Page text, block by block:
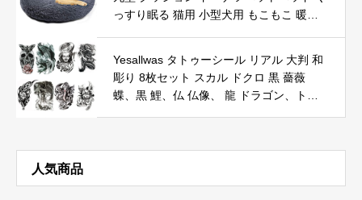
っすり眠る 猫用 小型犬用 もこもこ 暖か
Yesallwas タトゥーシール リアル 大判 和
彫り 8枚セット スカル ドクロ 黒 薔薇
蝶、黒 鯉、仏 仏像、 龍 ドラゴン、トラ
ズ 入れ墨 シール 刺青シール 防水 15X21C
人気商品